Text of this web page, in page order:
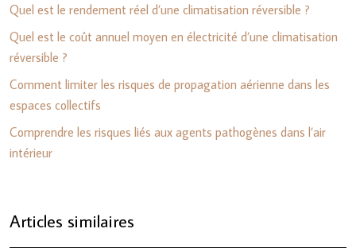
Quel est le rendement réel d’une climatisation réversible ?
Quel est le coût annuel moyen en électricité d’une climatisation
réversible ?
Comment limiter les risques de propagation aérienne dans les
espaces collectifs
Comprendre les risques liés aux agents pathogènes dans l’air
intérieur
Articles similaires